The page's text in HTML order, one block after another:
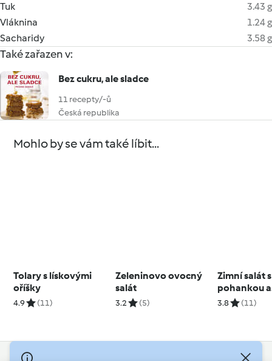
Tuk
3.43 g
Vláknina
1.24 g
Sacharidy
3.58 g
Také zařazen v:
Bez cukru, ale sladce
11 recepty/-ů
Česká republika
Mohlo by se vám také líbit...
Tolary s lískovými
oříšky
4.9 (11)
Zeleninovo ovocný
salát
3.2 (5)
Zimní salát s
pohankou a
růžičkovou
3.8 (11)